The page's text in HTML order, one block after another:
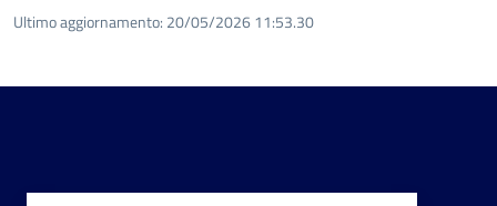
Ultimo aggiornamento: 20/05/2026 11:53.30